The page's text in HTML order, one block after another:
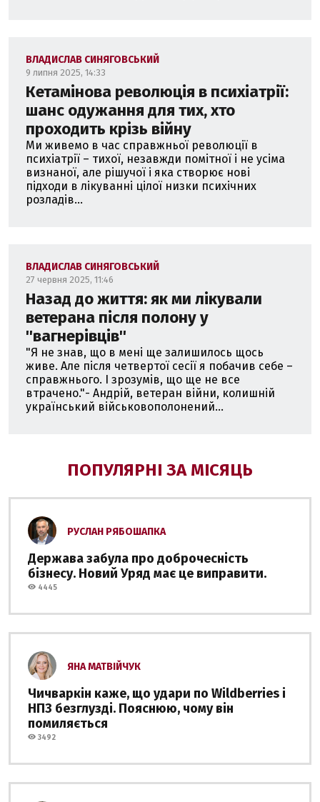
ВЛАДИСЛАВ СИНЯГОВСЬКИЙ
9 липня 2025, 14:33
Кетамінова революція в психіатрії:
шанс одужання для тих, хто
проходить крізь війну
Ми живемо в час справжньої революції в
психіатрії – тихої, незавжди помітної і не усіма
визнаної, але рішучої і яка створює нові
підходи в лікуванні цілої низки психічних
розладів...
ВЛАДИСЛАВ СИНЯГОВСЬКИЙ
27 червня 2025, 11:46
Назад до життя: як ми лікували
ветерана після полону у
''вагнерівців''
"Я не знав, що в мені ще залишилось щось
живе. Але після четвертої сесії я побачив себе –
справжнього. І зрозумів, що ще не все
втрачено."- Андрій, ветеран війни, колишній
український військовополонений...
ПОПУЛЯРНІ ЗА МІСЯЦЬ
РУСЛАН РЯБОШАПКА
Держава забула про доброчесність
бізнесу. Новий Уряд має це виправити.
4445
ЯНА МАТВІЙЧУК
Чичваркін каже, що удари по Wildberries і
НПЗ безглузді. Пояснюю, чому він
помиляється
3492